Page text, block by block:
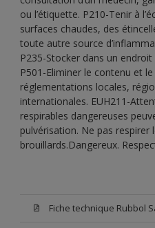
ou l’étiquette. P210-Tenir à
surfaces chaudes, des
toute autre source
P235-Stocker dans un
P501-Eliminer le contenu et
réglementations locales,
internationales. EUH211-
respirables dangereuses
pulvérisation. Ne pas respirer
brouillards.Dangereux.
Fiche technique Rubbol